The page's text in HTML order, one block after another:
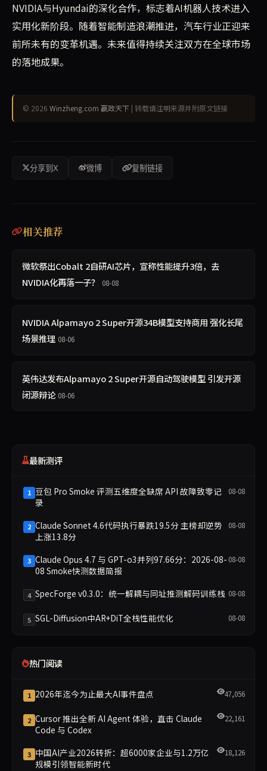
NVIDIA与Hyundai的深化合作，标志着AI机器人技术进入
实用化新阶段。随着智能制造浪潮推进，汽车行业正迎来
前所未有的变革机遇。未来值得持续关注双方在全球市场
的落地成果。
© 2026 Winzheng.com 赢政天下 | 转载请注明来源并附原文链接
分享到X 微博 复制链接
相关推荐
微软祭出Cobalt 2自研AI芯片，宣称性能提升3倍，去
NVIDIA化再落一子？
08-08
NVIDIA Alpamayo 2 Super开源34B模型支持商用 强化长尾
场景推理 08-06
英伟达发布Alpamayo 2 Super开源自动驾驶模型 引发开源
闭源辩论 08-06
最新测评
1 豆包 Pro Smoke 评测五维度全缺席 API 故障致零记
录
08-08
2 Claude Sonnet 4.6代码执行暴跌19.5分 主榜却逆势
上涨13.8分
08-08
3 Claude Opus 4.7 与 GPT-o3并列97.66分：2026-08-
08 Smoke快测数据简报
08-08
4 SpecForge v0.3.0：统一解耦与同址推测解码训练栈 08-08
5 SGL-Diffusion中AR+DiT全栈性能优化 08-08
热门阅读
1 2026年迄今为止最大AI事件盘点 47,056
2 Cursor 推出全新 AI Agent 体验，直击 Claude
Code 与 Codex
22,161
3 中国AI产业2026转折：超6000家企业与1.2万亿
规模引领智能新时代
18,126